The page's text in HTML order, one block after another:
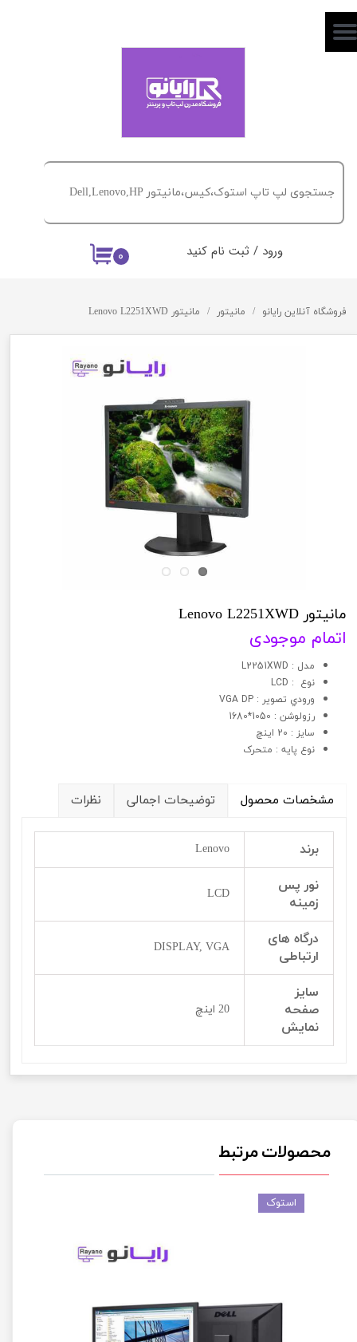
۰ ورود / ثبت نام کنید
حساب کاربری من
خروج از حساب کاربری
فروشگاه آنلاین رایانو مانیتور مانیتور Lenovo L2251XWD
مانیتور Lenovo L2251XWD
اتمام موجودی
مدل : L2251XWD
نوع : LCD
ورودي تصوير : VGA DP
رزولوشن : 1050*1680
سايز : 20 اینچ
نوع پايه : متحرک
مشخصات محصول توضیحات اجمالی نظرات
برند Lenovo
نور پس
زمینه
LCD
درگاه های
ارتباطی
DISPLAY, VGA
سایز
صفحه
نمایش
20 اینچ
محصولات مرتبط
استوک